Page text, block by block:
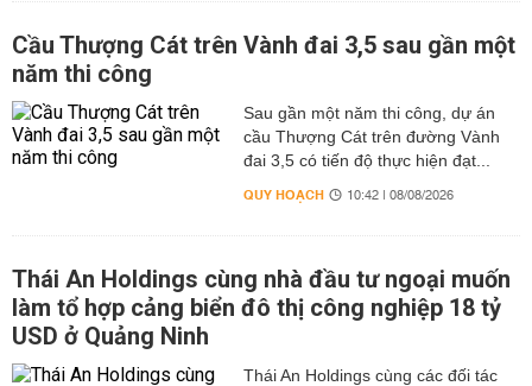
Cầu Thượng Cát trên Vành đai 3,5 sau gần một
năm thi công
Sau gần một năm thi công, dự án
cầu Thượng Cát trên đường Vành
đai 3,5 có tiến độ thực hiện đạt...
QUY HOẠCH 10:42 | 08/08/2026
Thái An Holdings cùng nhà đầu tư ngoại muốn
làm tổ hợp cảng biển đô thị công nghiệp 18 tỷ
USD ở Quảng Ninh
Thái An Holdings cùng các đối tác